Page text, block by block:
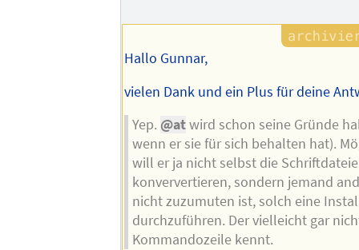
Hallo Gunnar,
vielen Dank und ein Plus für deine
Yep. @atwird schon seine Gründe
wenn er sie für sich behalten hat).
will er ja nicht selbst die
konververtieren, sondern jemand
nicht zuzumuten ist, solch eine
durchzuführen. Der vielleicht gar
Kommandozeile kennt.